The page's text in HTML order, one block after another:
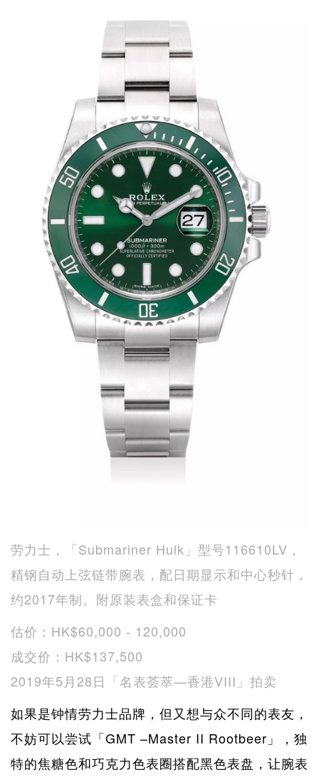
劳力士，「Submariner Hulk」型号116610LV，
精钢自动上弦链带腕表，配日期显示和中心秒针，
约2017年制。附原装表盒和保证卡
估价：HK$60,000 - 120,000
成交价：HK$137,500
2019年5月28日「名表荟萃—香港VIII」拍卖
如果是钟情劳力士品牌，但又想与众不同的表友，
不妨可以尝试「GMT –Master II Rootbeer」，独
特的焦糖色和巧克力色表圈搭配黑色表盘，让腕表